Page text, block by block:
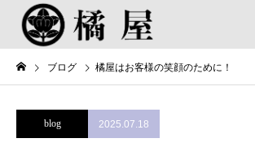
ブログ 橘屋はお客様の笑顔のために！
blog 2025.07.18